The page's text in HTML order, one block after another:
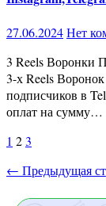
27.06.2024Нет
3 Reels Воронки Продаж Подробный разбор принципа работы
3-х Reels
подписчиков в
оплат на сумму…
Пагинация
записей
1 23
← Предыдущая